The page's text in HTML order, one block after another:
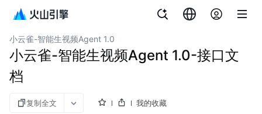
即梦AI
小云雀-智能生视频Agent 1.0
小云雀-智能生视频Agent 1.0-接口文
档
复制全文 我的收藏